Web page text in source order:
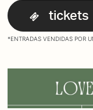
tickets
*ENTRADAS VENDIDAS POR